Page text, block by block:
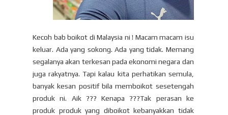
Kecoh bab boikot di Malaysia ni ! Macam macam isu
keluar. Ada yang sokong. Ada yang tidak. Memang
segalanya akan terkesan pada ekonomi negara dan
juga rakyatnya. Tapi kalau kita perhatikan semula,
banyak kesan positif bila memboikot sesetengah
produk ni. Aik ??? Kenapa ???Tak perasan ke
produk produk yang diboikot kebanyakkan tidak